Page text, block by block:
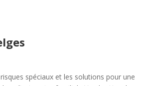
spéciaux et les solutions pour une